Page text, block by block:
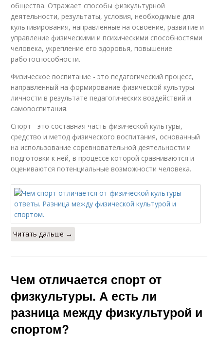
общества. Отражает способы физкультурной
деятельности, результаты, условия, необходимые для
культивирования, направленные на освоение, развитие и
управление физическими и психическими способностями
человека, укрепление его здоровья, повышение
работоспособности.
Физическое воспитание - это педагогический процесс,
направленный на формирование физической культуры
личности в результате педагогических воздействий и
самовоспитания.
Спорт - это составная часть физической культуры,
средство и метод физического воспитания, основанный
на использование соревновательной деятельности и
подготовки к ней, в процессе которой сравниваются и
оцениваются потенциальные возможности человека.
Читать дальше →
Чем отличается спорт от
физкультуры. А есть ли
разница между физкультурой и
спортом?